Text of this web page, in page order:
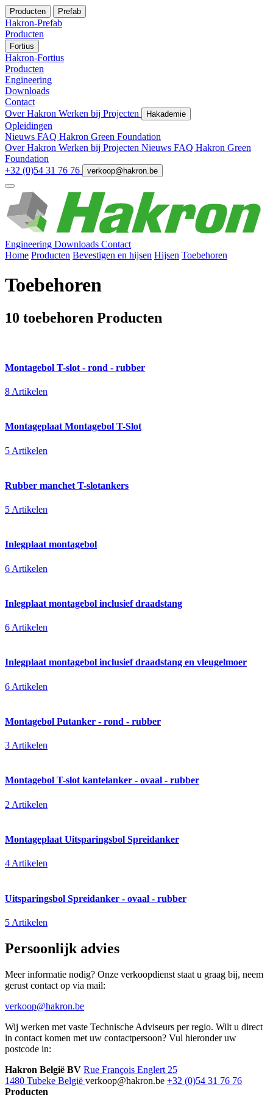
Producten Prefab
Hakron-Prefab
Producten
Fortius
Hakron-Fortius
Producten
Engineering
Downloads
Contact
Over Hakron Werken bij Projecten Hakademie
Opleidingen
Nieuws FAQ Hakron Green Foundation
Over Hakron Werken bij Projecten Nieuws FAQ Hakron Green
Foundation
+32 (0)54 31 76 76
verkoop@hakron.be
Engineering Downloads Contact
Home Producten Bevestigen en hijsen Hijsen Toebehoren
Toebehoren
10 toebehoren Producten
Montagebol T-slot - rond - rubber
8 Artikelen
Montageplaat Montagebol T-Slot
5 Artikelen
Rubber manchet T-slotankers
5 Artikelen
Inlegplaat montagebol
6 Artikelen
Inlegplaat montagebol inclusief draadstang
6 Artikelen
Inlegplaat montagebol inclusief draadstang en vleugelmoer
6 Artikelen
Montagebol Putanker - rond - rubber
3 Artikelen
Montagebol T-slot kantelanker - ovaal - rubber
2 Artikelen
Montageplaat Uitsparingsbol Spreidanker
4 Artikelen
Uitsparingsbol Spreidanker - ovaal - rubber
5 Artikelen
Persoonlijk advies
Meer informatie nodig? Onze verkoopdienst staat u graag bij, neem
gerust contact op via mail:
verkoop@hakron.be
Wij werken met vaste Technische Adviseurs per regio. Wilt u direct
in contact komen met uw contactpersoon? Vul hieronder uw
postcode in:
Hakron België BV Rue François Englert 25
1480 Tubeke België verkoop@hakron.be +32 (0)54 31 76 76
Producten